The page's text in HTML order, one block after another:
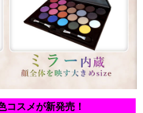
コスメが新発売！